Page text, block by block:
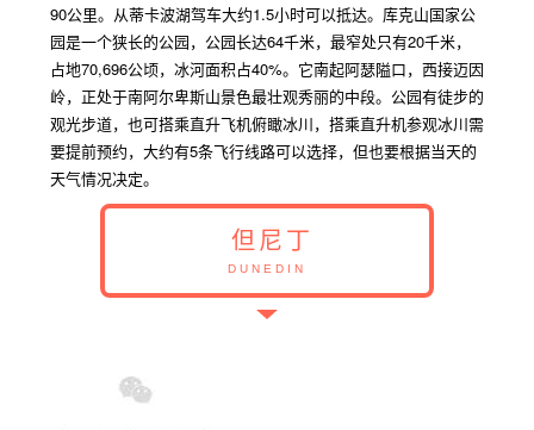
90公里。 从蒂卡波湖驾车大约1.5小时可以抵达。库克山国家公
园是一个狭长的公园，公园长达64千米，最窄处只有20千米，
占地70,696公顷，冰河面积占40%。它南起阿瑟隘口，西接迈因
岭，正处于南阿尔卑斯山景色最壮观秀丽的中段。公园有徒步的
观光步道，也可搭乘直升飞机俯瞰冰川，搭乘直升机参观冰川需
要提前预约，大约有5条飞行线路可以选择，但也要根据当天的
天气情况决定。
但尼丁
DUNEDIN